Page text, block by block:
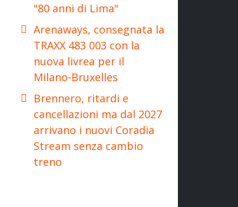
"80 anni di Lima"
Arenaways, consegnata la
TRAXX 483 003 con la
nuova livrea per il
Milano-Bruxelles
Brennero, ritardi e
cancellazioni ma dal 2027
arrivano i nuovi Coradia
Stream senza cambio
treno